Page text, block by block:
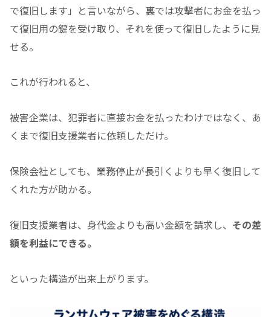
で復旧します」と言いながら、裏では攻撃者にお金を払っ
て復旧用の鍵を受け取り、それを使って復旧したように見
せる。
これが行われると、
被害企業は、犯罪者に直接お金を払ったわけではなく、あ
くまで復旧支援業者に依頼しただけ。
保険会社としても、業務停止が長引くよりも早く復旧して
くれた方が助かる。
復旧支援業者は、身代金よりも高い金額を請求し、 その差
額を利益にできる。
といった構造が出来上がります。